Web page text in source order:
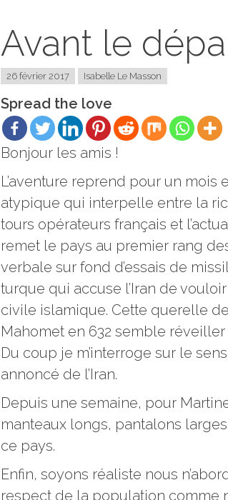
Avant le
26 février 2017 Isabelle Le Masson
Spread the love
Bonjour les amis !
L’aventure reprend pour un mois
atypique qui interpelle entre la
tours opérateurs français et
remet le pays au premier rang
verbale sur fond d’essais de
turque qui accuse l’Iran de
civile islamique. Cette querelle
Mahomet en 632 semble
Du coup je m’interroge sur le
annoncé de l’Iran.
Depuis une semaine, pour
manteaux longs, pantalons
ce pays.
Enfin, soyons réaliste nous
respect de la population comme